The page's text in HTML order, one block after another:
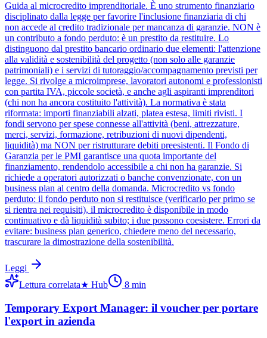
Guida al microcredito imprenditoriale. È uno strumento finanziario
disciplinato dalla legge per favorire l'inclusione finanziaria di chi
non accede al credito tradizionale per mancanza di garanzie. NON è
un contributo a fondo perduto: è un prestito da restituire. Lo
distinguono dal prestito bancario ordinario due elementi: l'attenzione
alla validità e sostenibilità del progetto (non solo alle garanzie
patrimoniali) e i servizi di tutoraggio/accompagnamento previsti per
legge. Si rivolge a microimprese, lavoratori autonomi e professionisti
con partita IVA, piccole società, e anche agli aspiranti imprenditori
(chi non ha ancora costituito l'attività). La normativa è stata
riformata: importi finanziabili alzati, platea estesa, limiti rivisti. I
fondi servono per spese connesse all'attività (beni, attrezzature,
merci, servizi, formazione, retribuzioni di nuovi dipendenti,
liquidità) ma NON per ristrutturare debiti preesistenti. Il Fondo di
Garanzia per le PMI garantisce una quota importante del
finanziamento, rendendolo accessibile a chi non ha garanzie. Si
richiede a operatori autorizzati o banche convenzionate, con un
business plan al centro della domanda. Microcredito vs fondo
perduto: il fondo perduto non si restituisce (verificarlo per primo se
si rientra nei requisiti), il microcredito è disponibile in modo
continuativo e dà liquidità subito; i due possono coesistere. Errori da
evitare: business plan generico, chiedere meno del necessario,
trascurare la dimostrazione della sostenibilità.
Leggi
Lettura correlata★ Hub 8 min
Temporary Export Manager: il voucher per portare
l'export in azienda